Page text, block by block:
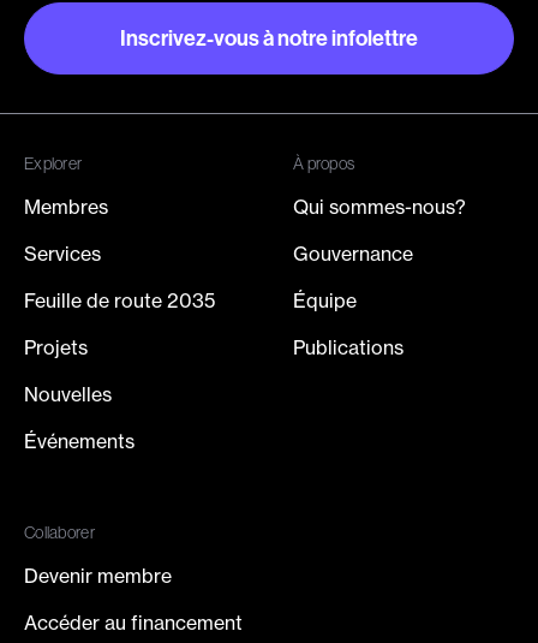
Inscrivez-vous à notre infolettre
Inscrivez-vous à notre infolettre
Explorer
Membres
Services
Feuille de route 2035
Projets
Nouvelles
Événements
À propos
Qui sommes-nous?
Gouvernance
Équipe
Publications
Collaborer
Devenir membre
Accéder au financement